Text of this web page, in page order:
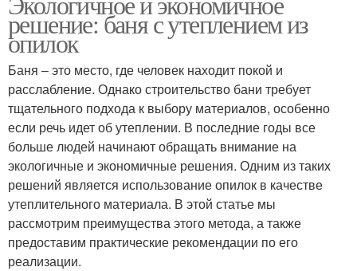
решение: баня с утеплением из
опилок
Баня – это место, где человек находит покой и
расслабление. Однако строительство бани требует
тщательного подхода к выбору материалов, особенно
если речь идет об утеплении. В последние годы все
больше людей начинают обращать внимание на
экологичные и экономичные решения. Одним из таких
решений является использование опилок в качестве
утеплительного материала. В этой статье мы
рассмотрим преимущества этого метода, а также
предоставим практические рекомендации по его
реализации.